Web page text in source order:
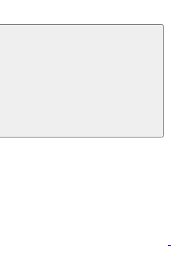
Buscar